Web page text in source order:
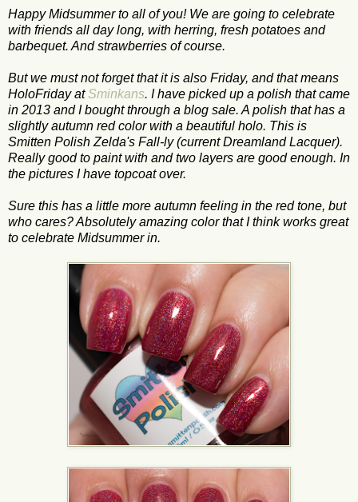
Happy Midsummer to all of you! We are going to celebrate
with friends all day long, with herring, fresh potatoes and
barbequet. And strawberries of course.
But we must not forget that it is also Friday, and that means
HoloFriday atSminkans. I have picked up a polish that came
in 2013 and I bought through a blog sale. A polish that has a
slightly autumn red color with a beautiful holo. This is
Smitten Polish Zelda's Fall-ly (current Dreamland Lacquer).
Really good to paint with and two layers are good enough. In
the pictures I have topcoat over.
Sure this has a little more autumn feeling in the red tone, but
who cares? Absolutely amazing color that I think works great
to celebrate Midsummer in.